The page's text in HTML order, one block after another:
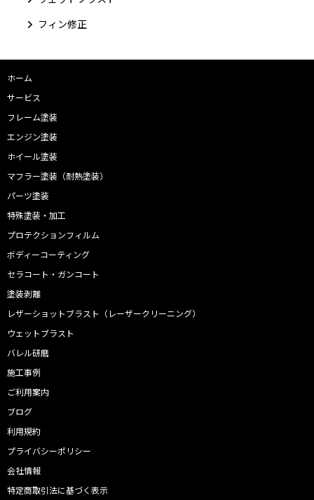
フィン修正
ホーム
サービス
フレーム塗装
エンジン塗装
ホイール塗装
マフラー塗装（耐熱塗装）
パーツ塗装
特殊塗装・加工
プロテクションフィルム
ボディーコーティング
セラコート・ガンコート
塗装剥離
レザーショットブラスト（レーザークリーニング）
ウェットブラスト
バレル研磨
施工事例
ご利用案内
ブログ
利用規約
プライバシーポリシー
会社情報
特定商取引法に基づく表示